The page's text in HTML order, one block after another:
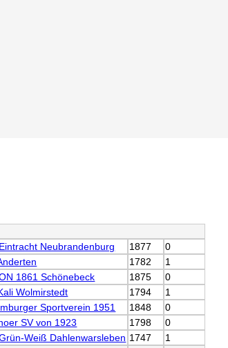
Neubrandenburg 1877
0
1782
1
1861 Schönebeck 1875
0
Wolmirstedt 1794
1
Sportverein 1951 1848
0
SV von 1923 1798
0
Weiß Dahlenwarsleben 1747
1